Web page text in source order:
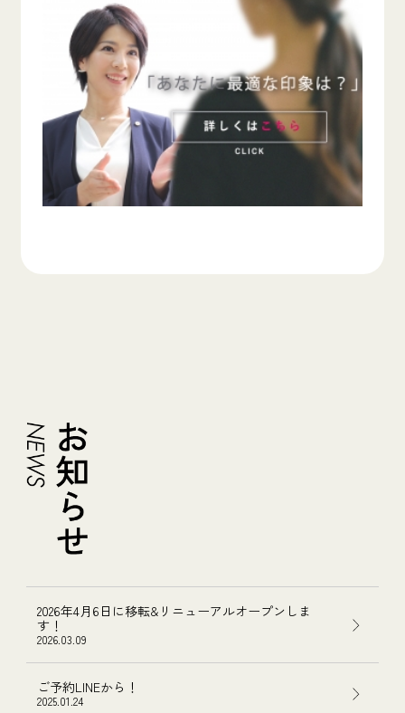
2026年4月6日に移転&リニューアルオープンしま
す！
2026.03.09
ご予約LINEから！
2025.01.24